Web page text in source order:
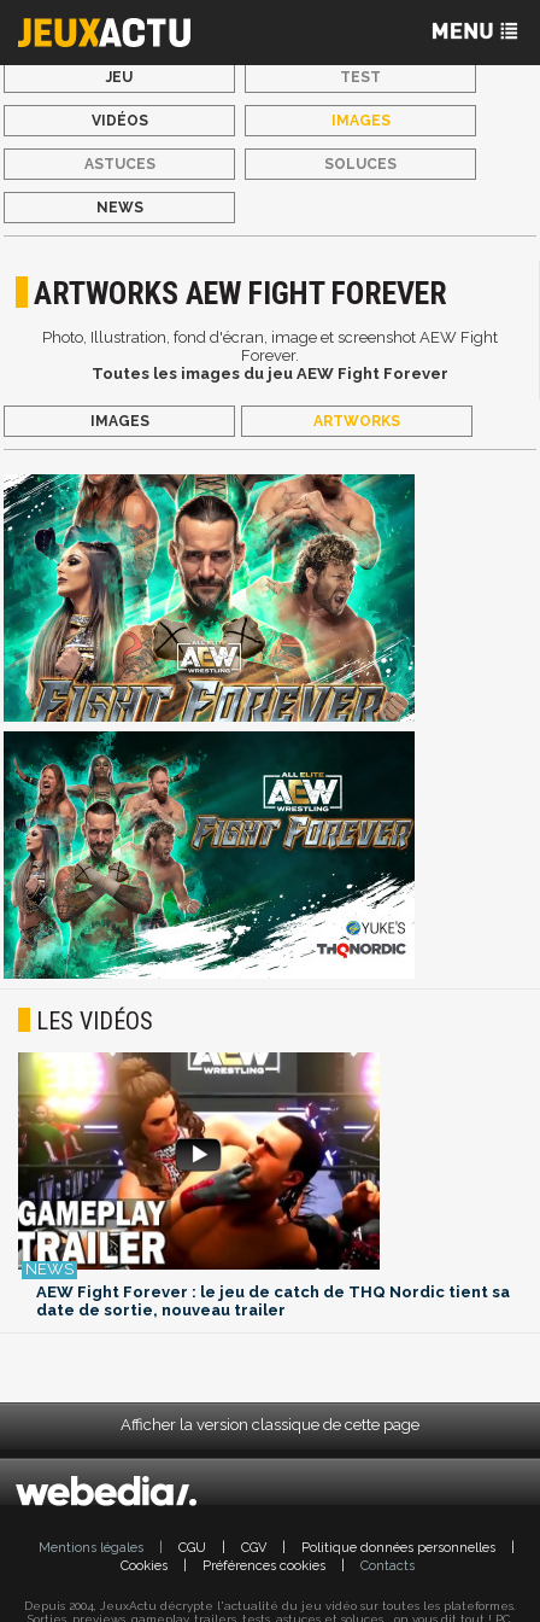
JEU TEST
VIDÉOS IMAGES
ASTUCES SOLUCES
NEWS
ARTWORKS AEW FIGHT FOREVER
Photo, Illustration, fond d'écran, image et screenshot AEW Fight
Forever.
Toutes les images du jeu AEW Fight Forever
IMAGES ARTWORKS
LES VIDÉOS
AEW Fight Forever : le jeu de catch de THQ Nordic tient sa
date de sortie, nouveau trailer
Afficher la version classique de cette page
Mentions légales CGU CGV Politique données personnelles
Cookies
Préférences cookies Contacts
Depuis 2004, JeuxActu décrypte l'actualité du jeu vidéo sur toutes les plateformes.
Sorties, previews, gameplay, trailers, tests, astuces et soluces... on vous dit tout ! PC,